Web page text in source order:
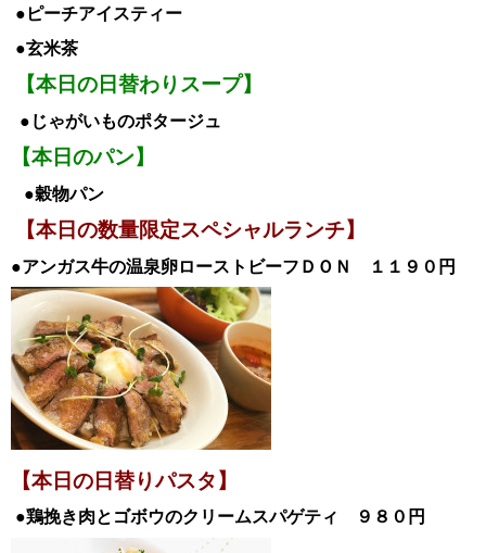
●ピーチアイスティー
●玄米茶
【本日の日替わりスープ】
●じゃがいものポタージュ
【本日のパン】
●穀物パン
【本日の数量限定スペシャルランチ】
●アンガス牛の温泉卵ローストビーフＤＯＮ １１９０円
【本日の日替りパスタ】
●鶏挽き肉とゴボウのクリームスパゲティ ９８０円